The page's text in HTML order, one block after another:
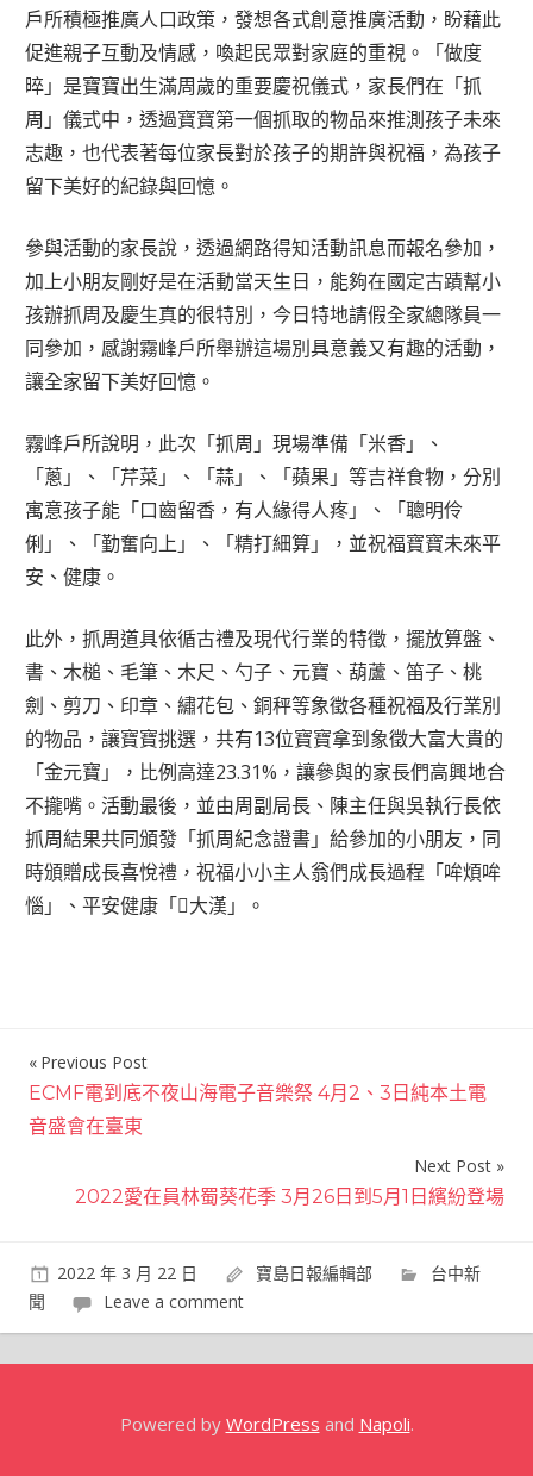
戶所積極推廣人口政策，發想各式創意推廣活動，盼藉此
促進親子互動及情感，喚起民眾對家庭的重視。「做度
晬」是寶寶出生滿周歲的重要慶祝儀式，家長們在「抓
周」儀式中，透過寶寶第一個抓取的物品來推測孩子未來
志趣，也代表著每位家長對於孩子的期許與祝福，為孩子
留下美好的紀錄與回憶。
參與活動的家長說，透過網路得知活動訊息而報名參加，
加上小朋友剛好是在活動當天生日，能夠在國定古蹟幫小
孩辦抓周及慶生真的很特別，今日特地請假全家總隊員一
同參加，感謝霧峰戶所舉辦這場別具意義又有趣的活動，
讓全家留下美好回憶。
霧峰戶所說明，此次「抓周」現場準備「米香」、
「蔥」、「芹菜」、「蒜」、「蘋果」等吉祥食物，分別
寓意孩子能「口齒留香，有人緣得人疼」、「聰明伶
俐」、「勤奮向上」、「精打細算」，並祝福寶寶未來平
安、健康。
此外，抓周道具依循古禮及現代行業的特徵，擺放算盤、
書、木槌、毛筆、木尺、勺子、元寶、葫蘆、笛子、桃
劍、剪刀、印章、繡花包、銅秤等象徵各種祝福及行業別
的物品，讓寶寶挑選，共有13位寶寶拿到象徵大富大貴的
「金元寶」，比例高達23.31%，讓參與的家長們高興地合
不攏嘴。活動最後，並由周副局長、陳主任與吳執行長依
抓周結果共同頒發「抓周紀念證書」給參加的小朋友，同
時頒贈成長喜悅禮，祝福小小主人翁們成長過程「哞煩哞
惱」、平安健康「𠢕大漢」。
文
章
Previous Post
ECMF電到底不夜山海電子音樂祭 4月2、3日純本土電
音盛會在臺東
Next Post
2022愛在員林蜀葵花季 3月26日到5月1日繽紛登場
2022 年 3 月 22 日 寶島日報編輯部
台中新
聞
Leave a comment
Powered by WordPress and Napoli.